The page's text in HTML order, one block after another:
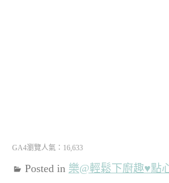
GA4瀏覽人氣：16,633
Posted in 樂@輕鬆下廚趣♥點